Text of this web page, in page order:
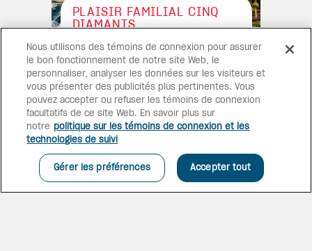
PLAISIR FAMILIAL CINQ
DIAMANTS
Ce tout-inclus de luxe, maintes
fois primé, réunit suites avec
vue sur la mer, gastronomie
d’exception et bien-être sur
mesure pour une expérience
inoubliable à Los Cabos.
Nous utilisons des témoins de connexion pour assurer
le bon fonctionnement de notre site Web, le
personnaliser, analyser les données sur les visiteurs et
vous présenter des publicités plus pertinentes. Vous
pouvez accepter ou refuser les témoins de connexion
facultatifs de ce site Web. En savoir plus sur
notre politique sur les témoins de connexion et les
technologies de suivi
Gérer les préférences Accepter tout